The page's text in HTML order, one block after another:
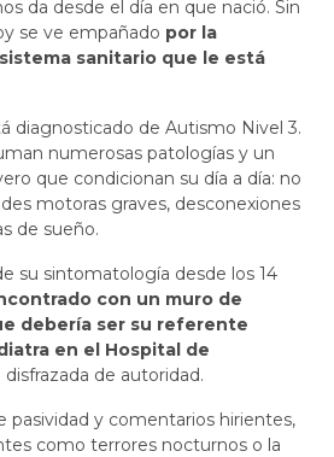
da desde el día en que nació. Sin
se ve empañado por la
sanitario que le está
diagnosticado de Autismo Nivel 3.
numerosas patologías y un
que condicionan su día a día: no
motoras graves, desconexiones
de sueño.
su sintomatología desde los 14
con un muro de
debería ser su referente
en el Hospital de
de autoridad.
pasividad y comentarios hirientes,
como terrores nocturnos o la